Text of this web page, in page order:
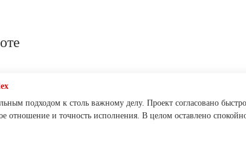
подходом к столь важному делу. Проект согласовано
отношение и точность исполнения. В целом оставлено